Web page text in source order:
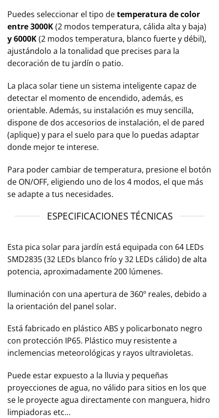
Puedes seleccionar el tipo detemperatura de color
entre 3000K(2 modos temperatura, cálida alta y baja)
y 6000K(2 modos temperatura, blanco fuerte y débil),
ajustándolo a la tonalidad que precises para la
decoración de tu jardín o patio.
La placa solar tiene un sistema inteligente capaz de
detectar el momento de encendido, además, es
orientable. Además, su instalación es muy sencilla,
dispone de dos accesorios de instalación, el de pared
(aplique) y para el suelo para que lo puedas adaptar
donde mejor te interese.
Para poder cambiar de temperatura, presione el botón
de ON/OFF, eligiendo uno de los 4 modos, el que más
se adapte a tus necesidades.
ESPECIFICACIONES TÉCNICAS
Esta pica solar para jardín está equipada con 64 LEDs
SMD2835 (32 LEDs blanco frío y 32 LEDs cálido) de alta
potencia, aproximadamente 200 lúmenes.
Iluminación con una apertura de 360º reales, debido a
la orientación del panel solar.
Está fabricado en plástico ABS y policarbonato negro
con protección IP65. Plástico muy resistente a
inclemencias meteorológicas y rayos ultravioletas.
Puede estar expuesto a la lluvia y pequeñas
proyecciones de agua, no válido para sitios en los que
se le proyecte agua directamente con manguera, hidro
limpiadoras etc…